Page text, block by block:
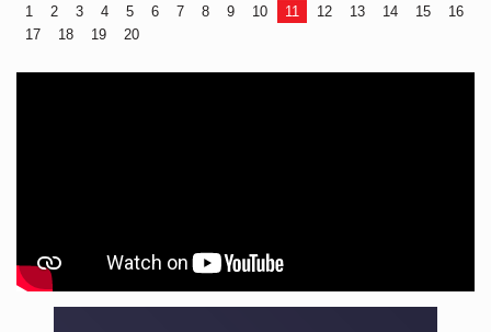
1 2 3 4 5 6 7 8 9 10 11 12 13 14 15
16
17
18 19 20